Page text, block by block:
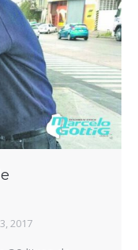
2017